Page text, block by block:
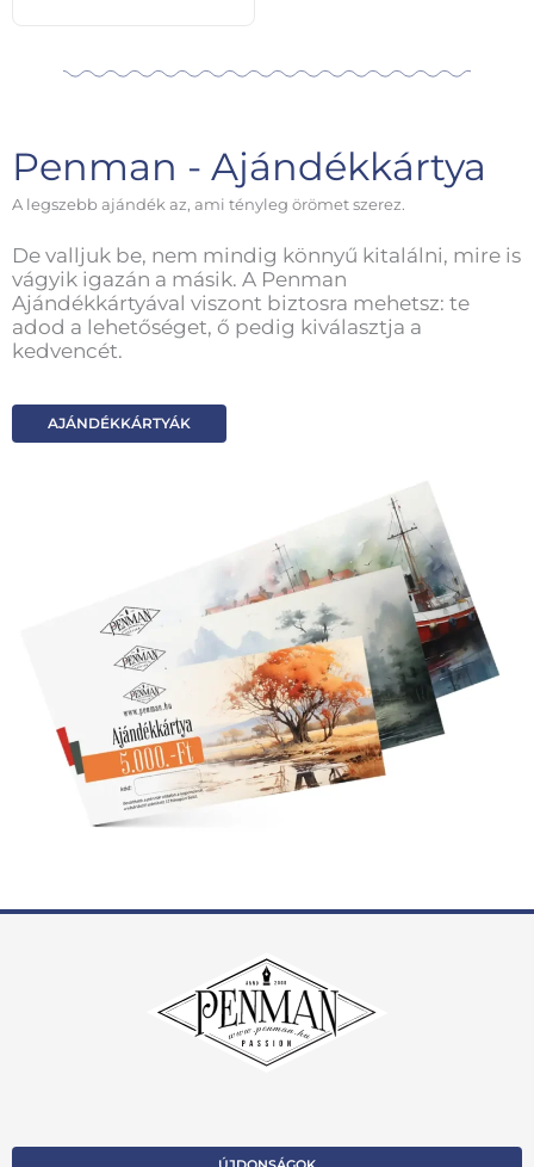
Penman - Ajándékkártya
A legszebb ajándék az, ami tényleg örömet szerez.
De valljuk be, nem mindig könnyű kitalálni, mire is
vágyik igazán a másik. A Penman
Ajándékkártyával viszont biztosra mehetsz: te
adod a lehetőséget, ő pedig kiválasztja a
kedvencét.
AJÁNDÉKKÁRTYÁK